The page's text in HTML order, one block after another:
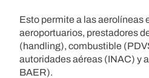
Esto permite a las aerolíneas
aeroportuarios, prestadores
(handling), combustible
autoridades aéreas (INAC) y
BAER).